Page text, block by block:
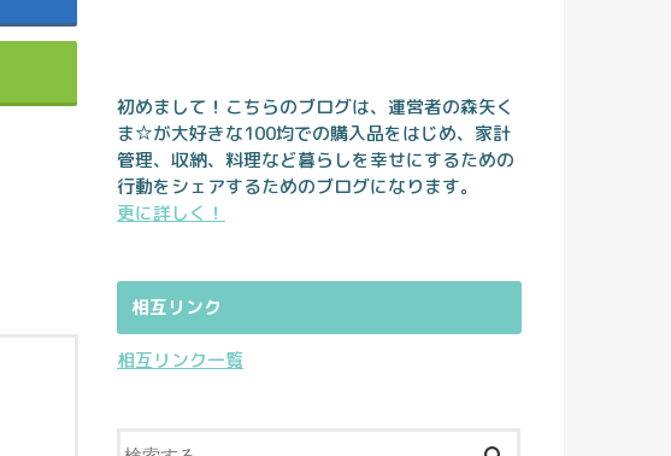
初めまして！こちらのブログは、運営者の森矢く
ま☆が大好きな100均での購入品をはじめ、家計
管理、収納、料理など暮らしを幸せにするための
行動をシェアするためのブログになります。
更に詳しく！
相互リンク
相互リンク一覧